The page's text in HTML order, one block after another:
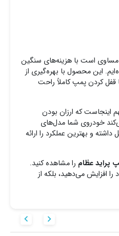
است با هزینه‌های سنگین
این محصول با بهره‌گیری از
قفل کردن پمپ کاملاً راحت
اینجاست که ارزان بودن
خودروی شما مدل‌های
و بهترین عملکرد را ارائه
پراید عظام را مشاهده کنید.
افزایش می‌دهید، بلکه از
 